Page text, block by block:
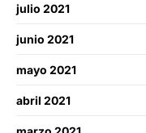
julio 2021
junio 2021
mayo 2021
abril 2021